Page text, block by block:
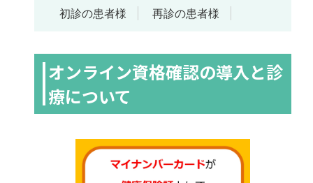
初診の患者様
再診の患者様
オンライン資格確認の導入と診
療について